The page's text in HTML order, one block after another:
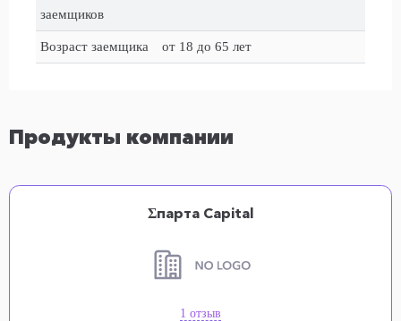
заемщиков
Возраст заемщика от 18 до 65 лет
Продукты компании
Σпарта Capital
1 отзыв